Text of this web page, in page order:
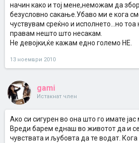
начин како и тој мене,неможам да
безусловно сакање.Убаво ми е кога
чуствувам среќно и исполнето...но тоа
правам нешто што несакам.
Не девојки,ќе кажам едно големо НЕ.
13 ноември 2010
gami
Истакнат член
Ако си сигурен во она што го имате
Вреди барем еднаш во животот да и
чувствата и љубовта да те водат. Кога